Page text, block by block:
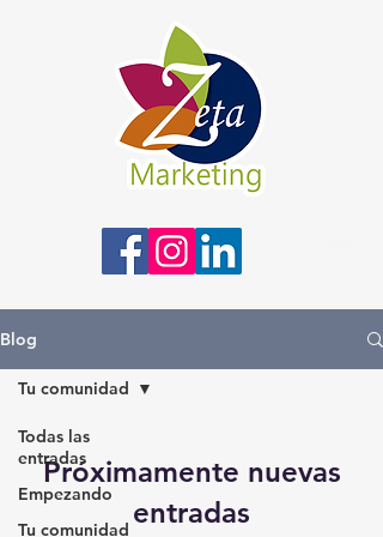
Blog
Todas las
entradas
Empezando
Tu comunidad
Tu comunidad
Próximamente nuevas
entradas